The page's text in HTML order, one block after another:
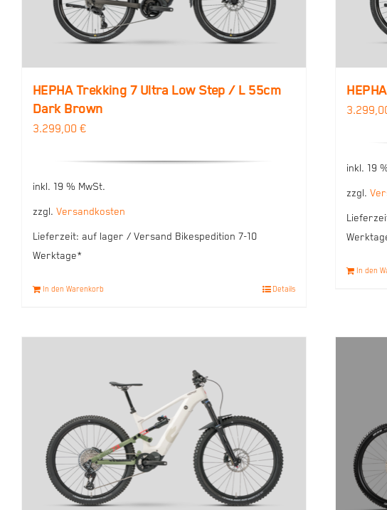
HEPHA Trekking 7 Ultra Low Step / L 55cm
Dark Brown
3.299,00 €
inkl. 19 % MwSt.
zzgl. Versandkosten
Lieferzeit: auf lager / Versand Bikespedition 7-10
Werktage*
In den Warenkorb Details
inkl. 19
zzgl.
In den